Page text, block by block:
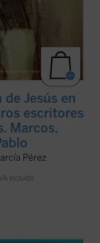
de Jesús en
escritores
Marcos,
Pérez
incluido